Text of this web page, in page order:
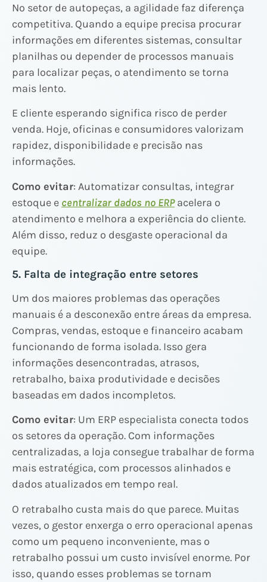
No setor de autopeças, a agilidade faz diferença
competitiva. Quando a equipe precisa procurar
informações em diferentes sistemas, consultar
planilhas ou depender de processos manuais
para localizar peças, o atendimento se torna
mais lento.
E cliente esperando significa risco de perder
venda. Hoje, oficinas e consumidores valorizam
rapidez, disponibilidade e precisão nas
informações.
Como evitar: Automatizar consultas, integrar
estoque e centralizar dados no ERPacelera o
atendimento e melhora a experiência do cliente.
Além disso, reduz o desgaste operacional da
equipe.
5. Falta de integração entre setores
Um dos maiores problemas das operações
manuais é a desconexão entre áreas da empresa.
Compras, vendas, estoque e financeiro acabam
funcionando de forma isolada. Isso gera
informações desencontradas, atrasos,
retrabalho, baixa produtividade e decisões
baseadas em dados incompletos.
Como evitar: Um ERP especialista conecta todos
os setores da operação. Com informações
centralizadas, a loja consegue trabalhar de forma
mais estratégica, com processos alinhados e
dados atualizados em tempo real.
O retrabalho custa mais do que parece. Muitas
vezes, o gestor enxerga o erro operacional apenas
como um pequeno inconveniente, mas o
retrabalho possui um custo invisível enorme. Por
isso, quando esses problemas se tornam